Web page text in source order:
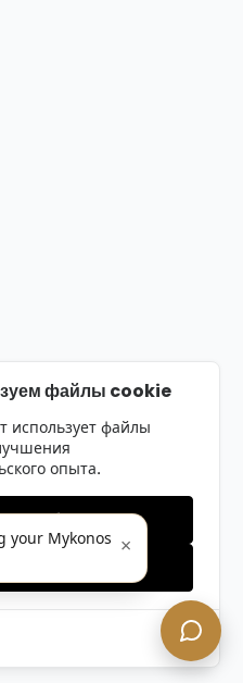
файлы cookie
использует файлы
опыта.
необходимые
your Mykonos ×